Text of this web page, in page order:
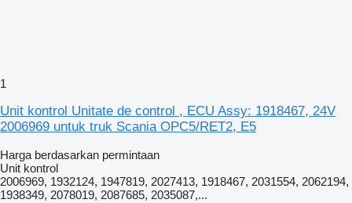
1
Unit kontrol Unitate de control , ECU Assy: 1918467, 24V
2006969 untuk truk Scania OPC5/RET2, E5
Harga berdasarkan permintaan
Unit kontrol
2006969, 1932124, 1947819, 2027413, 1918467, 2031554, 2062194,
1938349, 2078019, 2087685, 2035087,...